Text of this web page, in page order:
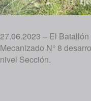
27.06.2023 – El
Mecanizado N° 8
nivel Sección.